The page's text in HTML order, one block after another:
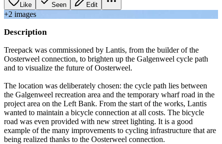
Like Seen Edit
+2 images
Description
Treepack was commissioned by Lantis, from the builder of the
Oosterweel connection, to brighten up the Galgenweel cycle path
and to visualize the future of Oosterweel.
The location was deliberately chosen: the cycle path lies between
the Galgenweel recreation area and the temporary wharf road in the
project area on the Left Bank. From the start of the works, Lantis
wanted to maintain a bicycle connection at all costs. The bicycle
road was even provided with new street lighting. It is a good
example of the many improvements to cycling infrastructure that are
being realized thanks to the Oosterweel connection.